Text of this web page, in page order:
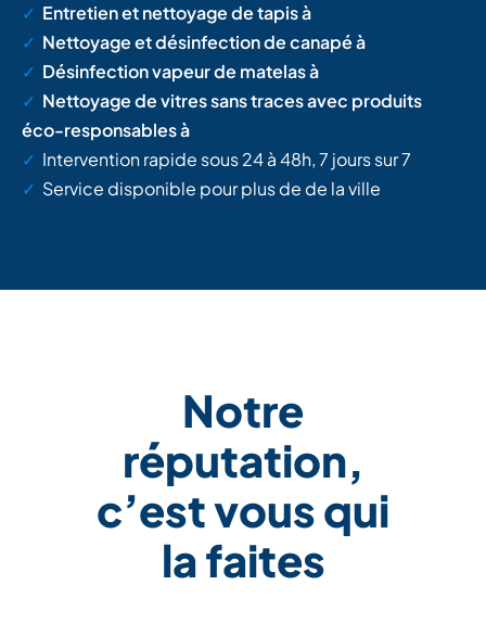
✓ Entretien et nettoyage de tapis à
✓ Nettoyage et désinfection de canapé à
✓ Désinfection vapeur de matelas à
✓ Nettoyage de vitres sans traces avec produits
éco-responsables à
✓ Intervention rapide sous 24 à 48h, 7 jours sur 7
✓ Service disponible pour plus de de la ville
Notre
réputation,
c’est vous qui
la faites